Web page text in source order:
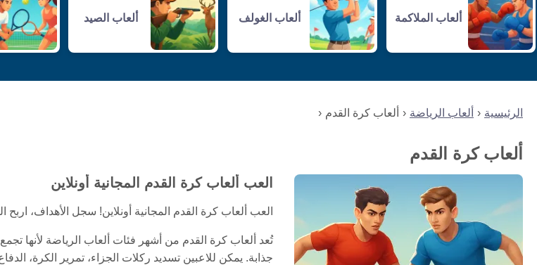
الرئيسية ألعاب الرياضة ألعاب كرة القدم
ألعاب كرة القدم
العب ألعاب كرة القدم المجانية أونلاين
العب ألعاب كرة القدم المجانية أونلاين! سجل الأهداف،
تُعد ألعاب كرة القدم من أشهر فئات ألعاب الرياضة لأنها
جذابة. يمكن للاعبين تسديد ركلات الجزاء، تمرير الكرة،
ألعاب الملاكمة ألعاب الغولف ألعاب الصيد